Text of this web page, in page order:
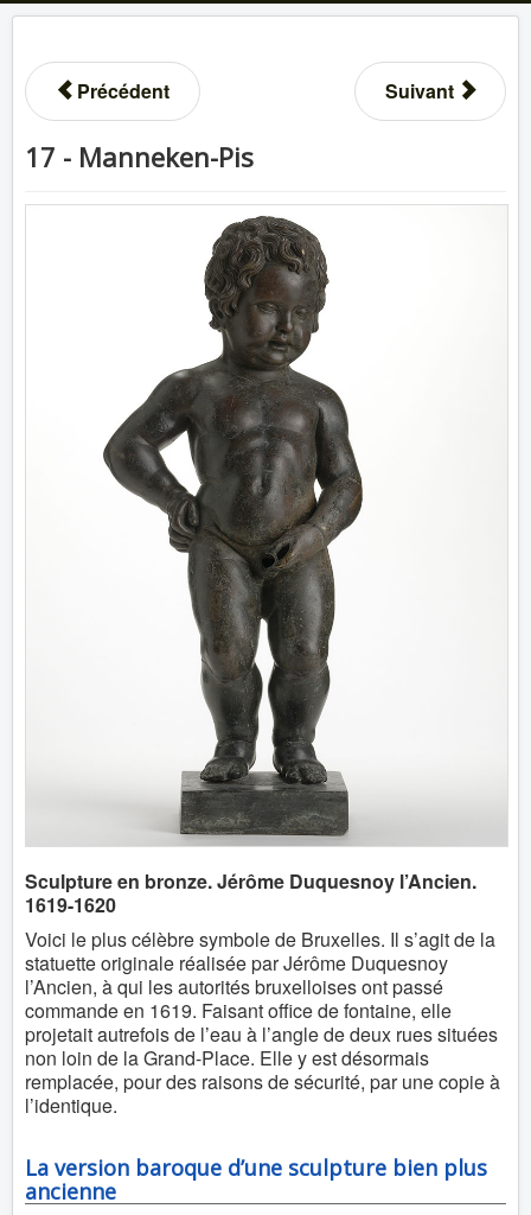
Précédent Suivant
17 - Manneken-Pis
Sculpture en bronze. Jérôme Duquesnoy l’Ancien.
1619-1620
Voici le plus célèbre symbole de Bruxelles. Il s’agit de la
statuette originale réalisée par Jérôme Duquesnoy
l’Ancien, à qui les autorités bruxelloises ont passé
commande en 1619. Faisant office de fontaine, elle
projetait autrefois de l’eau à l’angle de deux rues situées
non loin de la Grand-Place. Elle y est désormais
remplacée, pour des raisons de sécurité, par une copie à
l’identique.
La version baroque d’une sculpture bien plus
ancienne